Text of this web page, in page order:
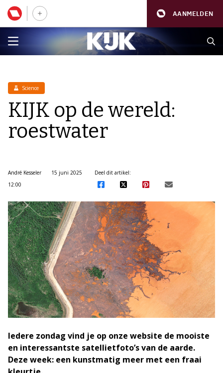
AANMELDEN
Science
KIJK op de wereld:
roestwater
André Kesseler
15 juni 2025
12:00
Deel dit artikel:
Iedere zondag vind je op onze website de mooiste
en interessantste satellietfoto’s van de aarde.
Deze week: een kunstmatig meer met een fraai